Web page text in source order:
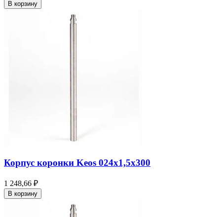
В корзину
Корпус коронки Keos 024x1,5x300
1 248,66 ₽
В корзину